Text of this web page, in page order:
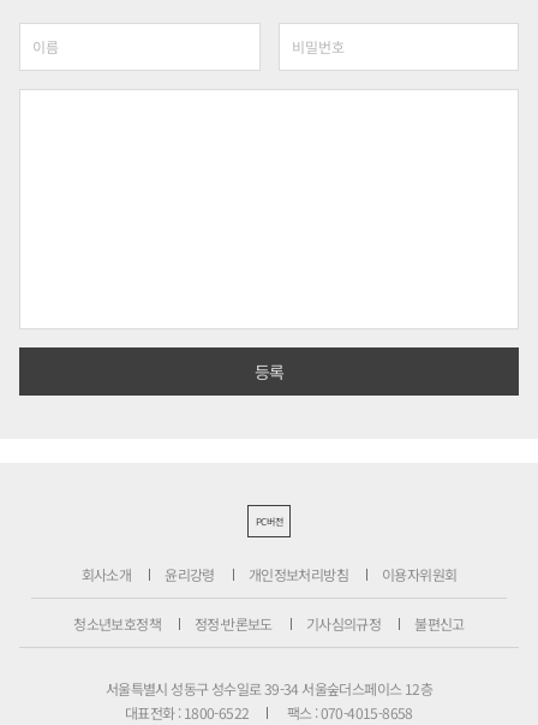
PC버전
회사소개 윤리강령 개인정보처리방침 이용자위원회
청소년보호정책 정정·반론보도 기사심의규정 불편신고
서울특별시 성동구 성수일로 39-34 서울숲더스페이스 12층
대표전화 : 1800-6522
팩스 : 070-4015-8658